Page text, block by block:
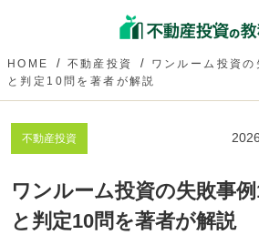
HOME 不動産投資
ワンルーム投資
と判定10問を著者が解説
不動産投資
ワンルーム投資の失敗事
と判定10問を著者が解説